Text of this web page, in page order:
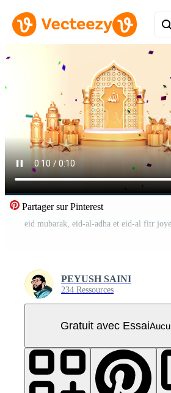
Partager sur Pinterest
PEYUSH SAINI
234 Ressources
Gratuit avec Essai